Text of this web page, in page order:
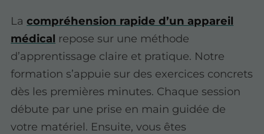
Lacompréhension rapide d’un appareil
médical repose sur une méthode
d’apprentissage claire et pratique. Notre
formation s’appuie sur des exercices concrets
dès les premières minutes. Chaque session
débute par une prise en main guidée de
votre matériel. Ensuite, vous êtes